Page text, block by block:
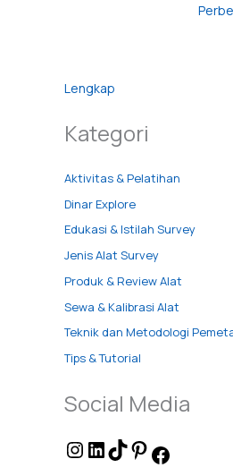
Lengkap
Kategori
Aktivitas & Pelatihan
Dinar Explore
Edukasi & Istilah Survey
Jenis Alat Survey
Produk & Review Alat
Sewa & Kalibrasi Alat
Teknik dan Metodologi
Tips & Tutorial
Social Media